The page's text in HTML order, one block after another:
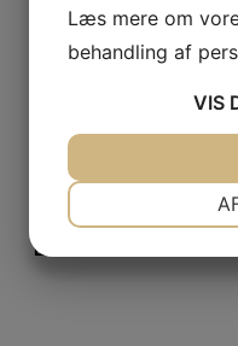
Combispreder CS 200 til
LÆS MERE
Læs mere om
behandling af
VIS